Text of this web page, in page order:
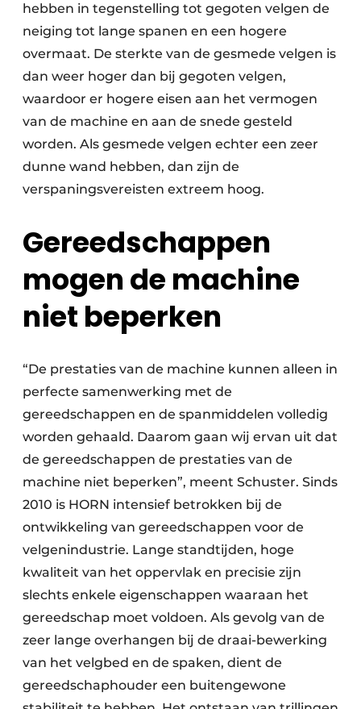
hebben in tegenstelling tot gegoten velgen de
neiging tot lange spanen en een hogere
overmaat. De sterkte van de gesmede velgen is
dan weer hoger dan bij gegoten velgen,
waardoor er hogere eisen aan het vermogen
van de machine en aan de snede gesteld
worden. Als gesmede velgen echter een zeer
dunne wand hebben, dan zijn de
verspaningsvereisten extreem hoog.
Gereedschappen
mogen de machine
niet beperken
“De prestaties van de machine kunnen alleen in
perfecte samenwerking met de
gereedschappen en de spanmiddelen volledig
worden gehaald. Daarom gaan wij ervan uit dat
de gereedschappen de prestaties van de
machine niet beperken”, meent Schuster. Sinds
2010 is HORN intensief betrokken bij de
ontwikkeling van gereedschappen voor de
velgenindustrie. Lange standtijden, hoge
kwaliteit van het oppervlak en precisie zijn
slechts enkele eigenschappen waaraan het
gereedschap moet voldoen. Als gevolg van de
zeer lange overhangen bij de draai-bewerking
van het velgbed en de spaken, dient de
gereedschaphouder een buitengewone